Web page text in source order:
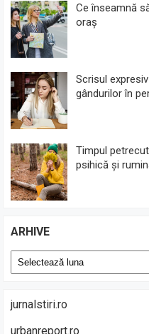
Ce înseamnă
oraș
Scrisul
gândurilor în
Timpul
psihică și
ARHIVE
Arhive
jurnalstiri.ro
urbanreport.ro